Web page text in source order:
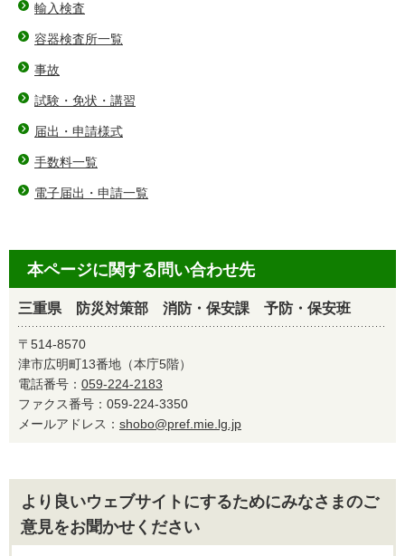
輸入検査
容器検査所一覧
事故
試験・免状・講習
届出・申請様式
手数料一覧
電子届出・申請一覧
本ページに関する問い合わせ先
三重県 防災対策部 消防・保安課 予防・保安班
〒514-8570
津市広明町13番地（本庁5階）
電話番号： 059-224-2183
ファクス番号：059-224-3350
メールアドレス： shobo@pref.mie.lg.jp
より良いウェブサイトにするためにみなさまのご
意見をお聞かせください